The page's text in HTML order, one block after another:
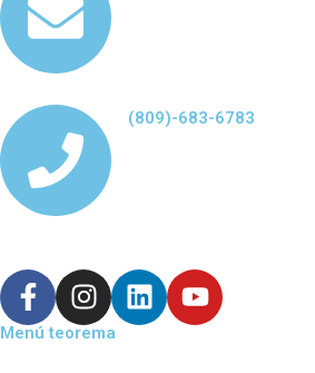
(809)-683-6783
Menú teorema